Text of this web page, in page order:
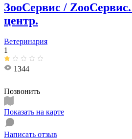
ЗооСервис /
центр.
Ветеринария
1
1344
Позвонить
Показать на карте
Написать отзыв